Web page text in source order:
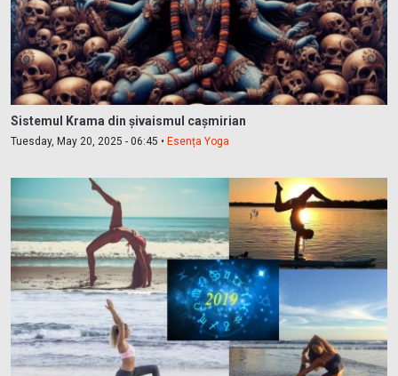
Sistemul Krama din șivaismul cașmirian
Tuesday, May 20, 2025 - 06:45 • Esența Yoga